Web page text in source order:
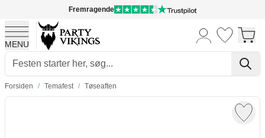
Fremragende
MENU
Skip to Content
Forsiden / Temafest / Tøseaften